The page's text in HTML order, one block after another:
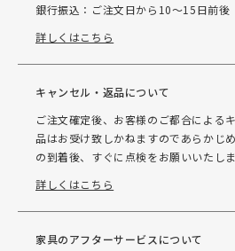
銀行振込：ご注文日から10～15日前後
詳しくはこちら
キャンセル・返品について
ご注文確定後、お客様のご都合による
品はお受け致しかねますのであらかじ
の到着後、すぐに点検をお願いいたしま
詳しくはこちら
家具のアフターサービスについて